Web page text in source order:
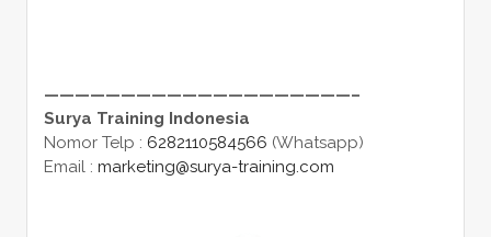
————————————————————–
Surya Training Indonesia
Nomor Telp : 6282110584566 (Whatsapp)
Email : marketing@surya-training.com